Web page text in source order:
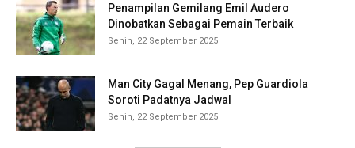
Penampilan Gemilang Emil Audero
Dinobatkan Sebagai Pemain Terbaik
Senin, 22 September 2025
Man City Gagal Menang, Pep Guardiola
Soroti Padatnya Jadwal
Senin, 22 September 2025